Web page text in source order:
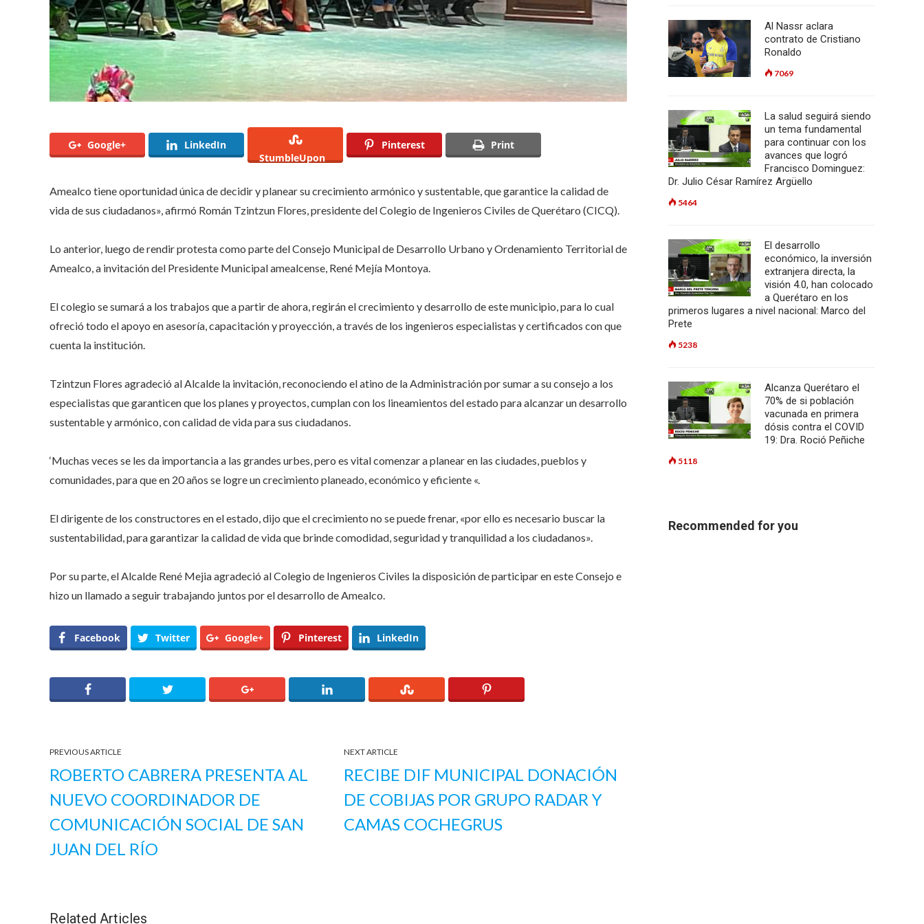
Google+
LinkedIn
StumbleUpon
Pinterest Print
Amealco tiene oportunidad única de decidir y planear su crecimiento armónico y sustentable, que garantice la calidad de
vida de sus ciudadanos», afirmó Román Tzintzun Flores, presidente del Colegio de Ingenieros Civiles de Querétaro (CICQ).
Lo anterior, luego de rendir protesta como parte del Consejo Municipal de Desarrollo Urbano y Ordenamiento Territorial de
Amealco, a invitación del Presidente Municipal amealcense, René Mejía Montoya.
El colegio se sumará a los trabajos que a partir de ahora, regirán el crecimiento y desarrollo de este municipio, para lo cual
ofreció todo el apoyo en asesoría, capacitación y proyección, a través de los ingenieros especialistas y certificados con que
cuenta la institución.
Tzintzun Flores agradeció al Alcalde la invitación, reconociendo el atino de la Administración por sumar a su consejo a los
especialistas que garanticen que los planes y proyectos, cumplan con los lineamientos del estado para alcanzar un desarrollo
sustentable y armónico, con calidad de vida para sus ciudadanos.
‘Muchas veces se les da importancia a las grandes urbes, pero es vital comenzar a planear en las ciudades, pueblos y
comunidades, para que en 20 años se logre un crecimiento planeado, económico y eficiente «.
El dirigente de los constructores en el estado, dijo que el crecimiento no se puede frenar, «por ello es necesario buscar la
sustentabilidad, para garantizar la calidad de vida que brinde comodidad, seguridad y tranquilidad a los ciudadanos».
Por su parte, el Alcalde René Mejia agradeció al Colegio de Ingenieros Civiles la disposición de participar en este Consejo e
hizo un llamado a seguir trabajando juntos por el desarrollo de Amealco.
Facebook Twitter Google+ Pinterest LinkedIn
PREVIOUS ARTICLE
ROBERTO CABRERA PRESENTA AL
NUEVO COORDINADOR DE
COMUNICACIÓN SOCIAL DE SAN
JUAN DEL RÍO
NEXT ARTICLE
RECIBE DIF MUNICIPAL DONACIÓN
DE COBIJAS POR GRUPO RADAR Y
CAMAS COCHEGRUS
Related Articles
Al Nassr aclara
contrato de Cristiano
Ronaldo
7069
La salud seguirá siendo
un tema fundamental
para continuar con los
avances que logró
Francisco Dominguez:
Dr. Julio César Ramírez Argüello
5464
El desarrollo
económico, la inversión
extranjera directa, la
visión 4.0, han colocado
a Querétaro en los
primeros lugares a nivel nacional: Marco del
Prete
5238
Alcanza Querétaro el
70% de si población
vacunada en primera
dósis contra el COVID
19: Dra. Roció Peñiche
5118
Recommended for you